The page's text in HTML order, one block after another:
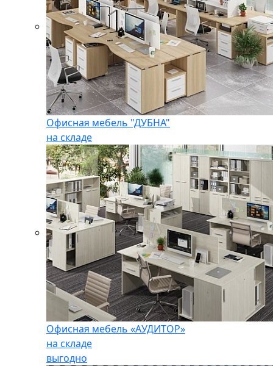
Офисная мебель "ДУБНА"
на складе
Офисная мебель «АУДИТОР»
на складе
выгодно